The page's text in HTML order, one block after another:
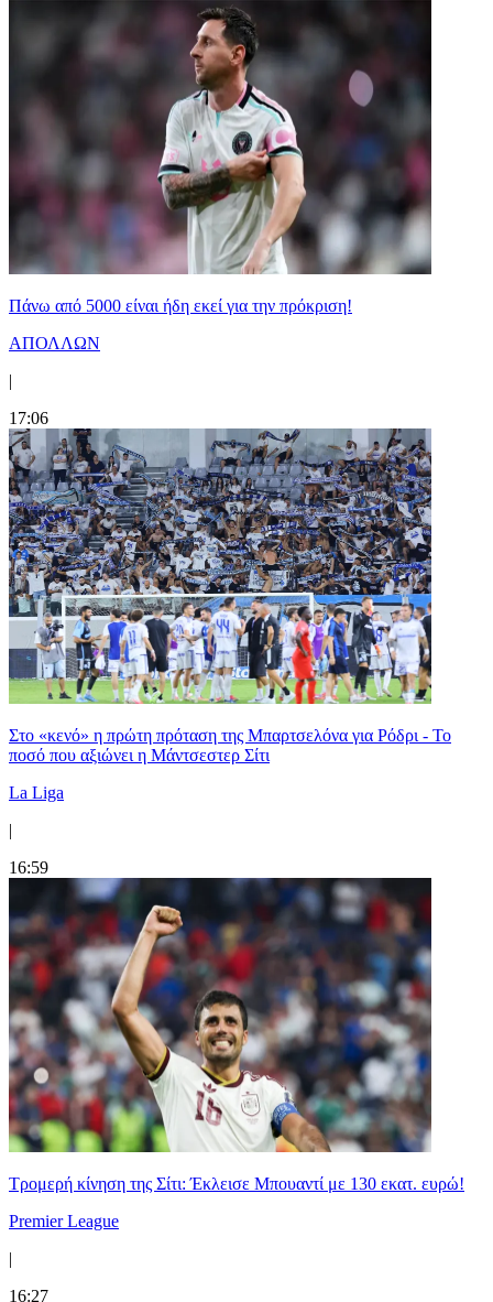
Πάνω από 5000 είναι ήδη εκεί για την πρόκριση!
ΑΠΟΛΛΩΝ
|
17:06
Στο «κενό» η πρώτη πρόταση της Μπαρτσελόνα για Ρόδρι - Το
ποσό που αξιώνει η Μάντσεστερ Σίτι
La Liga
|
16:59
Τρομερή κίνηση της Σίτι: Έκλεισε Μπουαντί με 130 εκατ. ευρώ!
Premier League
|
16:27